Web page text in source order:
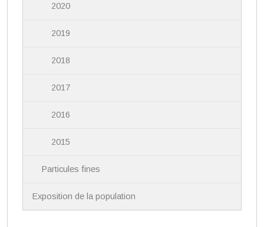
2020
2019
2018
2017
2016
2015
Particules fines
Exposition de la population